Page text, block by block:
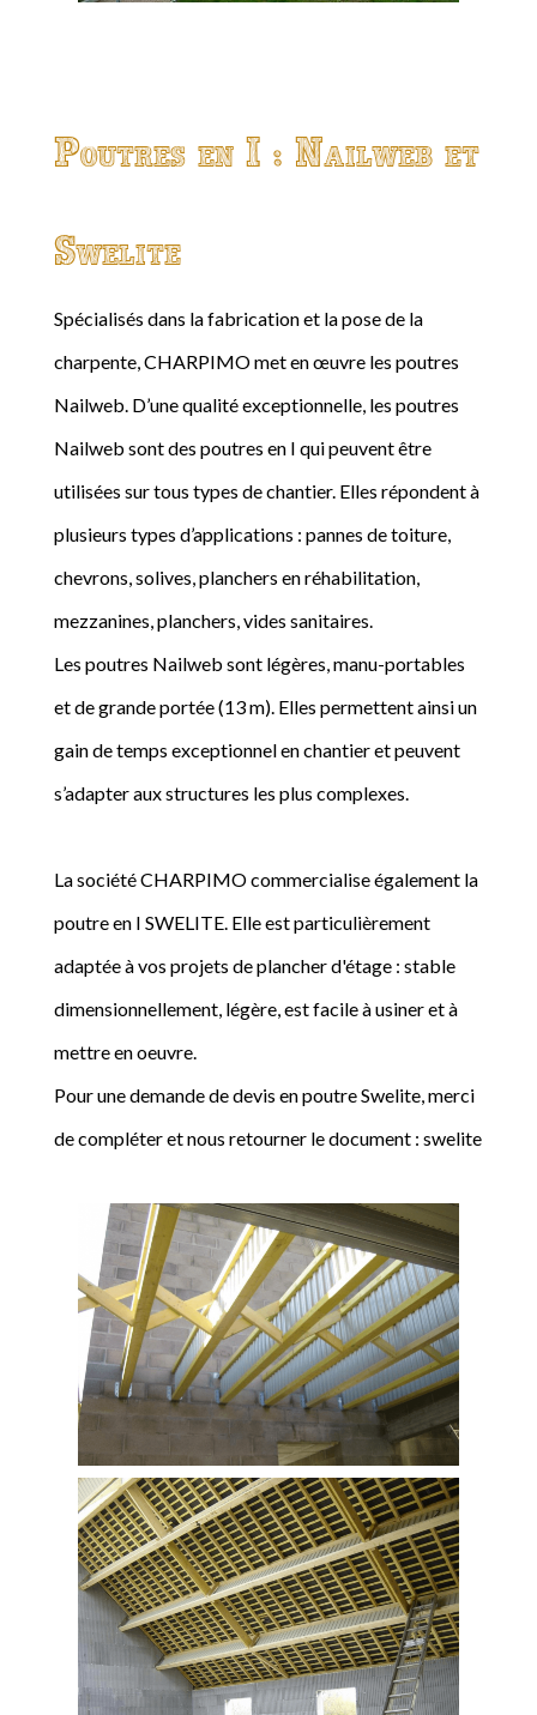
Poutres en I : Nailweb et
Swelite
Spécialisés dans la fabrication et la pose de la
charpente, CHARPIMO met en œuvre les poutres
Nailweb. D’une qualité exceptionnelle, les poutres
Nailweb sont des poutres en I qui peuvent être
utilisées sur tous types de chantier. Elles répondent à
plusieurs types d’applications : pannes de toiture,
chevrons, solives, planchers en réhabilitation,
mezzanines, planchers, vides sanitaires.
Les poutres Nailweb sont légères, manu-portables
et de grande portée (13 m). Elles permettent ainsi un
gain de temps exceptionnel en chantier et peuvent
s’adapter aux structures les plus complexes.
La société CHARPIMO commercialise également la
poutre en I SWELITE. Elle est particulièrement
adaptée à vos projets de plancher d'étage : stable
dimensionnellement, légère, est facile à usiner et à
mettre en oeuvre.
Pour une demande de devis en poutre Swelite, merci
de compléter et nous retourner le document : swelite